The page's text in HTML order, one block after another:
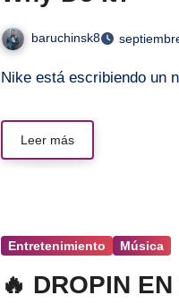
baruchinsk8
Nike está escribiendo
Leer más
Entretenimiento Música
🔥 DROPIN